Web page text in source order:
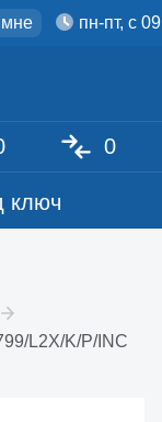
мне пн-пт, с
ключ
0
L2X/K/P/INC